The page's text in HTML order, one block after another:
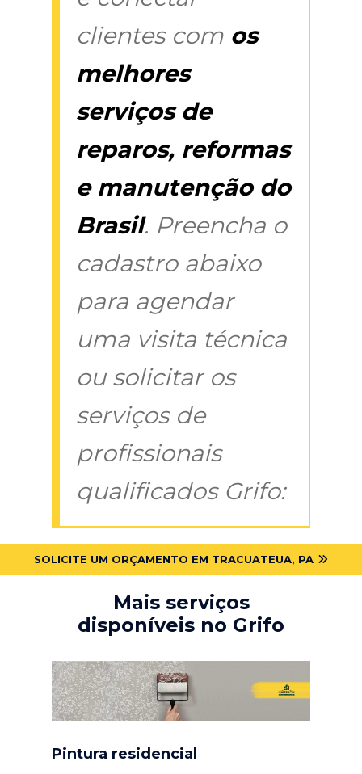
clientes com os
melhores
serviços de
reparos, reformas
e manutenção do
Brasil. Preencha o
cadastro abaixo
para agendar
uma visita técnica
ou solicitar os
serviços de
profissionais
qualificados Grifo:
SOLICITE UM ORÇAMENTO EM TRACUATEUA, PA
Mais serviços
disponíveis no Grifo
Pintura residencial